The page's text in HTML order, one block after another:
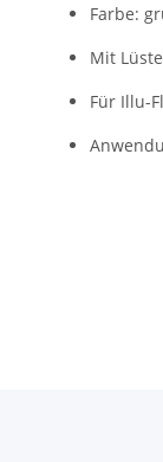
Farbe:
Mit
Für Illu-